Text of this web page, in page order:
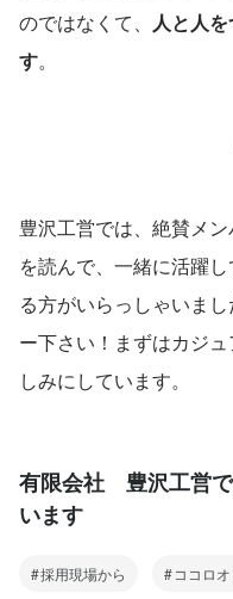
のではなくて、 人と人
す。
豊沢工営では、絶賛メ
を読んで、一緒に活躍
る方がいらっしゃいまし
ー下さい！まずはカジ
しみにしています。
有限会社 豊沢工営
います
採用現場から ココロ